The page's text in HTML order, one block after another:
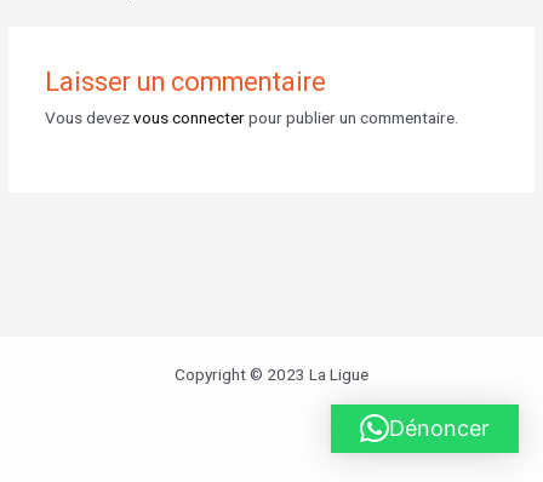
Laisser un commentaire
Vous devezvous connecterpour publier un commentaire.
Copyright © 2023 La Ligue
Dénoncer